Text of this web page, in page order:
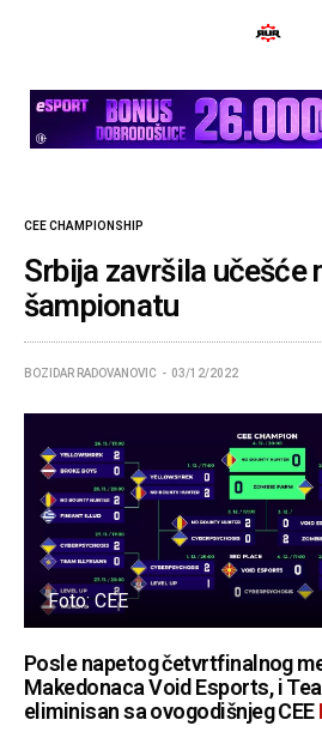
CEE CHAMPIONSHIP
Srbija završila učešće
šampionatu
BOZIDAR RADOVANOVIC 03/12/2022
Foto: CEE
Posle napetog četvrtfinalnog
Makedonaca Void Esports, i
eliminisan sa ovogodišnjeg CEE